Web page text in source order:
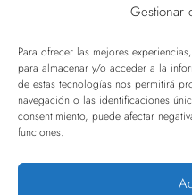
Gestionar
Para ofrecer las mejores
para almacenar y/o acceder a la
de estas tecnologías nos permitirá
navegación o las identificaciones
consentimiento, puede afectar
funciones.
+34
INICIO